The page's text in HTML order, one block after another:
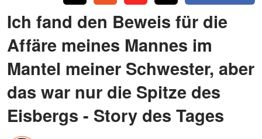
Ich fand den Beweis für die
Affäre meines Mannes im
Mantel meiner Schwester, aber
das war nur die Spitze des
Eisbergs - Story des Tages